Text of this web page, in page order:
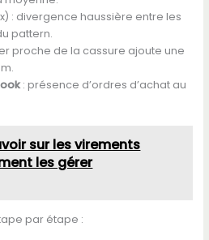
: divergence haussière entre les
pattern.
proche de la cassure ajoute une
: présence d’ordres d’achat au
sur les virements
les gérer
par étape :